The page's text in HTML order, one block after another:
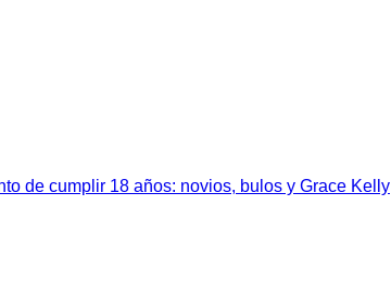
de cumplir 18 años: novios, bulos y Grace Kelly